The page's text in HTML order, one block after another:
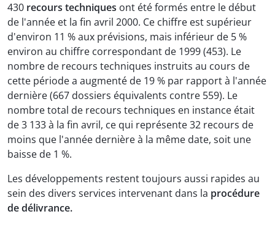
430 recours techniques ont été formés entre le début
de l'année et la fin avril 2000. Ce chiffre est supérieur
d'environ 11 % aux prévisions, mais inférieur de 5 %
environ au chiffre correspondant de 1999 (453). Le
nombre de recours techniques instruits au cours de
cette période a augmenté de 19 % par rapport à l'année
dernière (667 dossiers équivalents contre 559). Le
nombre total de recours techniques en instance était
de 3 133 à la fin avril, ce qui représente 32 recours de
moins que l'année dernière à la même date, soit une
baisse de 1 %.
Les développements restent toujours aussi rapides au
sein des divers services intervenant dans la procédure
de délivrance.